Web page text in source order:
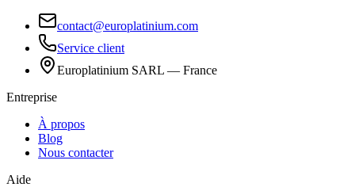
contact@europlatinium.com
Service client
Europlatinium SARL — France
Entreprise
À propos
Blog
Nous contacter
Aide